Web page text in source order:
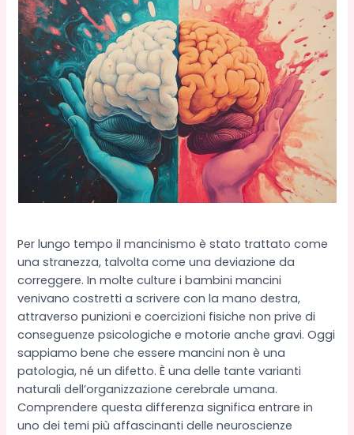
Per lungo tempo il mancinismo è stato trattato come
una stranezza, talvolta come una deviazione da
correggere. In molte culture i bambini mancini
venivano costretti a scrivere con la mano destra,
attraverso punizioni e coercizioni fisiche non prive di
conseguenze psicologiche e motorie anche gravi. Oggi
sappiamo bene che essere mancini non è una
patologia, né un difetto. È una delle tante varianti
naturali dell’organizzazione cerebrale umana.
Comprendere questa differenza significa entrare in
uno dei temi più affascinanti delle neuroscienze